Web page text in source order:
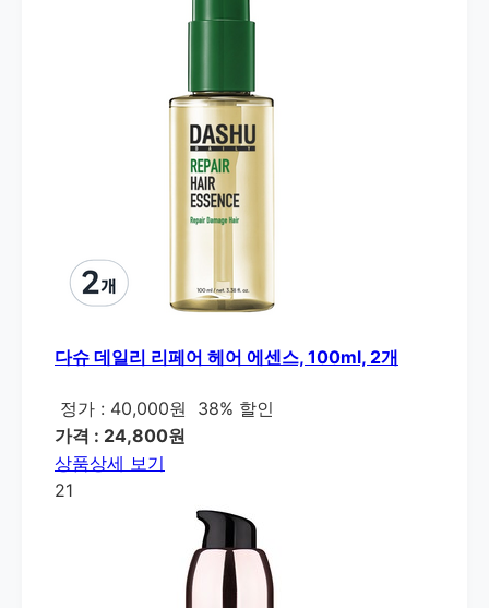
다슈 데일리 리페어 헤어 에센스, 100ml, 2개
정가 : 40,000원
38% 할인
가격 : 24,800원
상품상세 보기
21